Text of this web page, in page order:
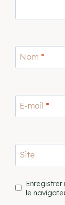
Nom *
E-mail *
Site
le